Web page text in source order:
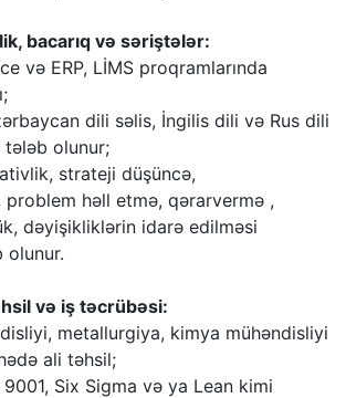
bacarıq və səriştələr:
və ERP, LİMS proqramlarında
dili səlis, İngilis dili və Rus dili
tələb olunur;
strateji düşüncə,
problem həll etmə, qərarvermə ,
dəyişikliklərin idarə edilməsi
olunur.
və iş təcrübəsi:
metallurgiya, kimya mühəndisliyi
ali təhsil;
Six Sigma və ya Lean kimi